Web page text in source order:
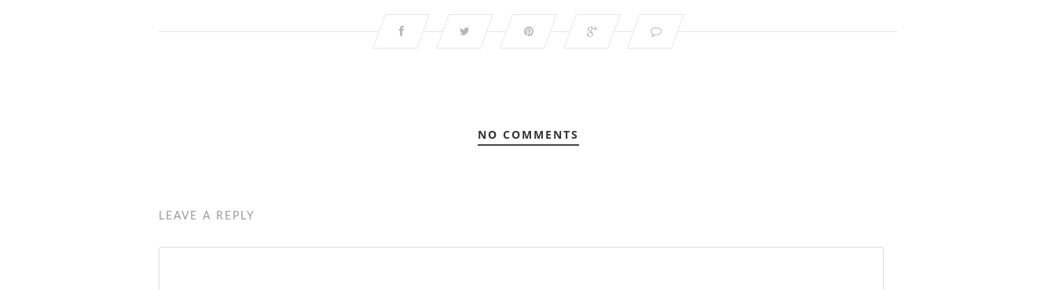
NO COMMENTS
LEAVE A REPLY